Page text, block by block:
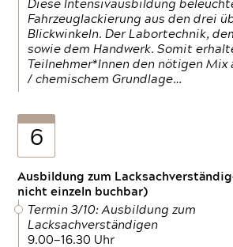
Diese Intensivausbildung
Fahrzeuglackierung aus den drei
Blickwinkeln. Der Labortechnik,
sowie dem Handwerk. Somit
Teilnehmer*Innen den nötigen Mix
/ chemischem Grundlage…
6
Ausbildung zum
nicht einzeln buchbar)
Termin 3/10: Ausbildung zum
Lacksachverständigen
9.00—16.30 Uhr